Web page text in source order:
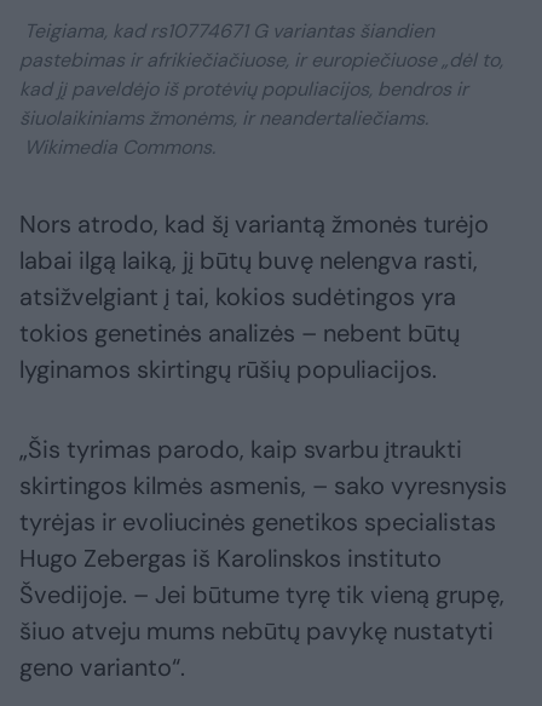
Teigiama, kad rs10774671 G variantas šiandien
pastebimas ir afrikiečiačiuose, ir europiečiuose „dėl to,
kad jį paveldėjo iš protėvių populiacijos, bendros ir
šiuolaikiniams žmonėms, ir neandertaliečiams.
Wikimedia Commons.
Nors atrodo, kad šį variantą žmonės turėjo
labai ilgą laiką, jį būtų buvę nelengva rasti,
atsižvelgiant į tai, kokios sudėtingos yra
tokios genetinės analizės – nebent būtų
lyginamos skirtingų rūšių populiacijos.
„Šis tyrimas parodo, kaip svarbu įtraukti
skirtingos kilmės asmenis, – sako vyresnysis
tyrėjas ir evoliucinės genetikos specialistas
Hugo Zebergas iš Karolinskos instituto
Švedijoje. – Jei būtume tyrę tik vieną grupę,
šiuo atveju mums nebūtų pavykę nustatyti
geno varianto“.